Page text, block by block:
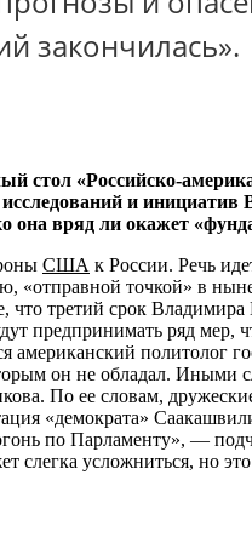
закончилась».
стол «Российско-
и
вряд ли окажет
США к России. Речь
«отправной точкой» в
что третий срок
предпринимать ряд мер,
американский политолог
он не обладал.
По ее словам,
«демократа»
по Парламенту», —
слегка усложниться, но